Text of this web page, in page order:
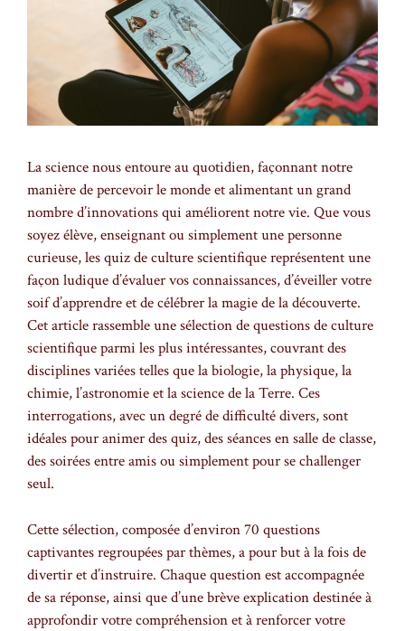
La science nous entoure au quotidien, façonnant notre
manière de percevoir le monde et alimentant un grand
nombre d’innovations qui améliorent notre vie. Que vous
soyez élève, enseignant ou simplement une personne
curieuse, les quiz de culture scientifique représentent une
façon ludique d’évaluer vos connaissances, d’éveiller votre
soif d’apprendre et de célébrer la magie de la découverte.
Cet article rassemble une sélection de questions de culture
scientifique parmi les plus intéressantes, couvrant des
disciplines variées telles que la biologie, la physique, la
chimie, l’astronomie et la science de la Terre. Ces
interrogations, avec un degré de difficulté divers, sont
idéales pour animer des quiz, des séances en salle de classe,
des soirées entre amis ou simplement pour se challenger
seul.
Cette sélection, composée d’environ 70 questions
captivantes regroupées par thèmes, a pour but à la fois de
divertir et d’instruire. Chaque question est accompagnée
de sa réponse, ainsi que d’une brève explication destinée à
approfondir votre compréhension et à renforcer votre